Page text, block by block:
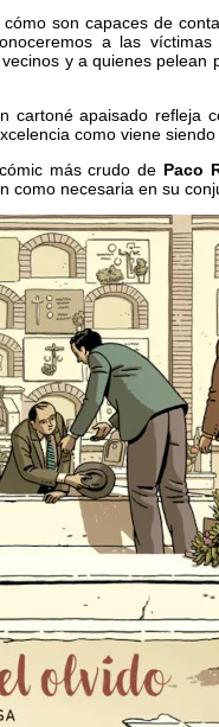
son capaces de
a las
y a quienes pelean
cartoné apaisado refleja
como viene
más crudo de Paco
como necesaria en su